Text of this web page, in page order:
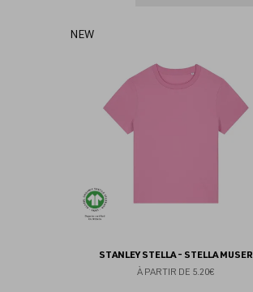
NEW
STANLEY STELLA - STELLA MUSER
À PARTIR DE 5.20€